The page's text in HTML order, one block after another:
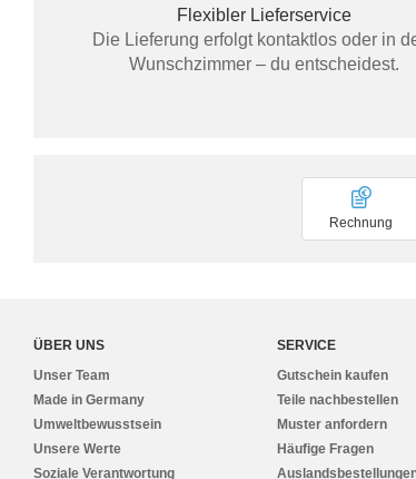
Flexibler Lieferservice
Die Lieferung erfolgt kontaktlos oder in
Wunschzimmer – du entscheidest.
Rechnung
ÜBER UNS
Unser Team
Made in Germany
Umweltbewusstsein
Unsere Werte
Soziale Verantwortung
SERVICE
Gutschein kaufen
Teile nachbestellen
Muster anfordern
Häufige Fragen